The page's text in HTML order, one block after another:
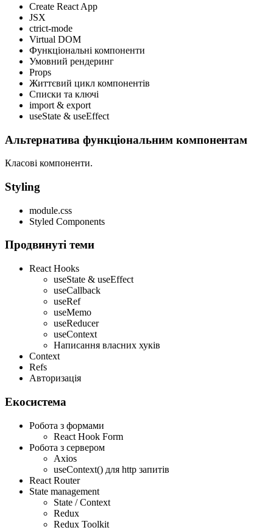
Create React App
JSX
ctrict-mode
Virtual DOM
Функціональні компоненти
Умовний рендеринг
Props
Життєвий цикл компонентів
Списки та ключі
import & export
useState & useEffect
Альтернатива функціональним компонентам
Класові компоненти.
Styling
module.css
Styled Components
Продвинуті теми
React Hooks
useState & useEffect
useCallback
useRef
useMemo
useReducer
useContext
Написання власних хуків
Context
Refs
Авторизація
Екосистема
Робота з формами
React Hook Form
Робота з сервером
Axios
useContext() для http запитів
React Router
State management
State / Context
Redux
Redux Toolkit